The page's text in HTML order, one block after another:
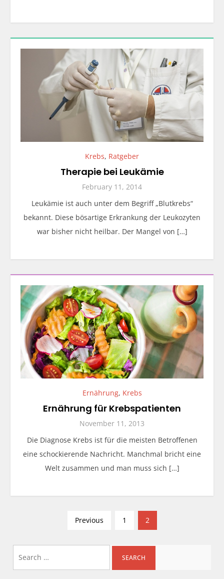
Krebs, Ratgeber
Therapie bei Leukämie
February 11, 2014
Leukämie ist auch unter dem Begriff „Blutkrebs“
bekannt. Diese bösartige Erkrankung der Leukozyten
war bisher nicht heilbar. Der Mangel von […]
Ernährung, Krebs
Ernährung für Krebspatienten
November 11, 2013
Die Diagnose Krebs ist für die meisten Betroffenen
eine schockierende Nachricht. Manchmal bricht eine
Welt zusammen und man muss sich […]
s
s
Previous 1 2